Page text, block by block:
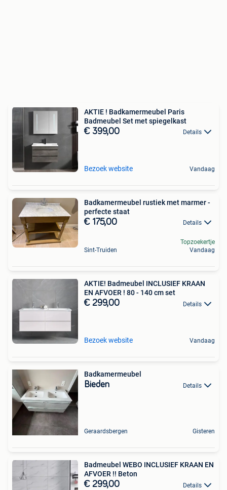
AKTIE ! Badkamermeubel Paris
Badmeubel Set met spiegelkast
€ 399,00 Details
Bezoek website Vandaag
Badkamermeubel rustiek met marmer -
perfecte staat
€ 175,00 Details
Sint-Truiden
Topzoekertje
Vandaag
AKTIE! Badmeubel INCLUSIEF KRAAN
EN AFVOER ! 80 - 140 cm set
€ 299,00 Details
Bezoek website Vandaag
Badkamermeubel
Bieden Details
Geraardsbergen Gisteren
Badmeubel WEBO INCLUSIEF KRAAN EN
AFVOER !! Beton
€ 299,00 Details